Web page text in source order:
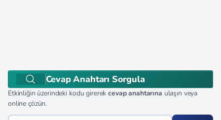
Cevap Anahtarı Sorgula
Etkinliğin üzerindeki kodu girerekcevap anahtarına ulaşın veya
online çözün.